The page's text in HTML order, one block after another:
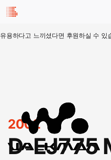
유용하다고 느끼셨다면 후원하실 수 있
2002
D-EJ775